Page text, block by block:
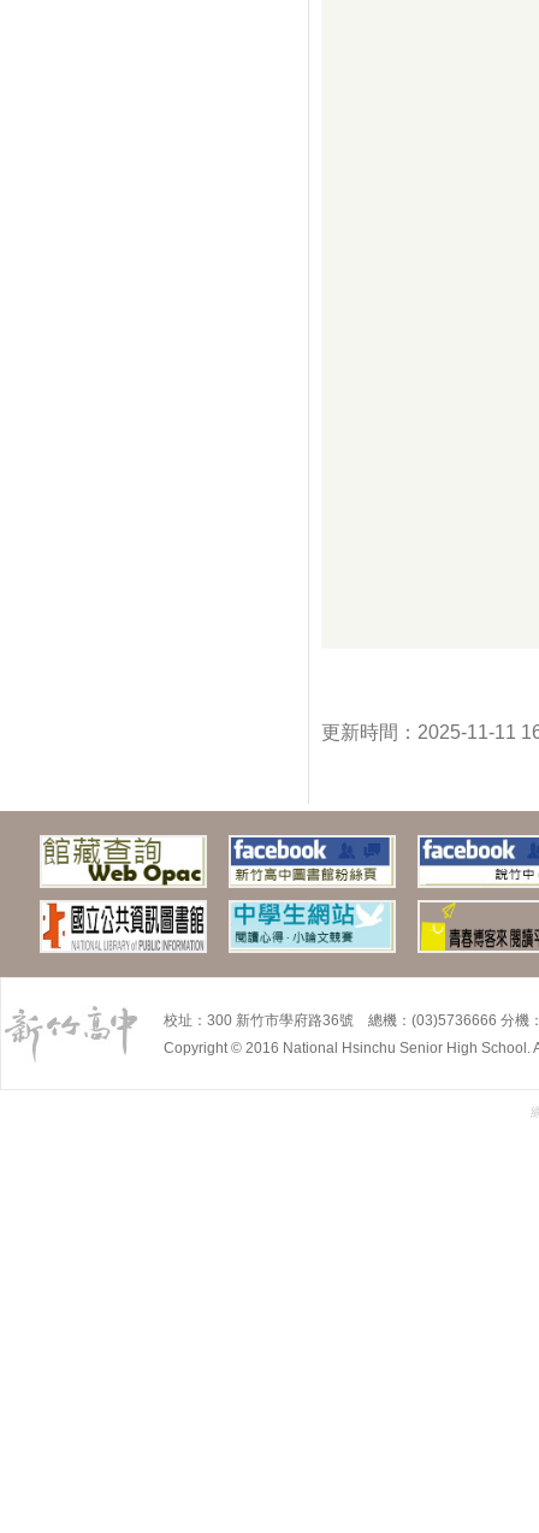
更新時間：2025-11-11
校址：300 新竹市學府路36號 總機：(03)5736666 分
Copyright © 2016 National Hsinchu Senior High School.